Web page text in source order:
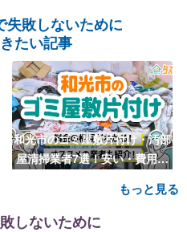
失敗しないために
たい記事
和光市のゴミ屋敷片付け・汚部
屋清掃業者7選！安い・費用相
もっと見る
しないために